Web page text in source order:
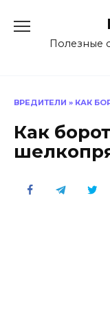
содержаниюПолезные
ВРЕДИТЕЛИ » КАК
Как